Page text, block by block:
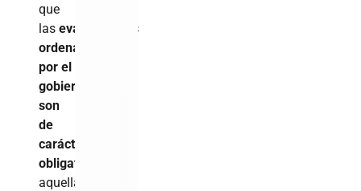
que
las evacuaciones
ordenadas
por el
gobierno
son
de
carácter
obligatorio
aquellas